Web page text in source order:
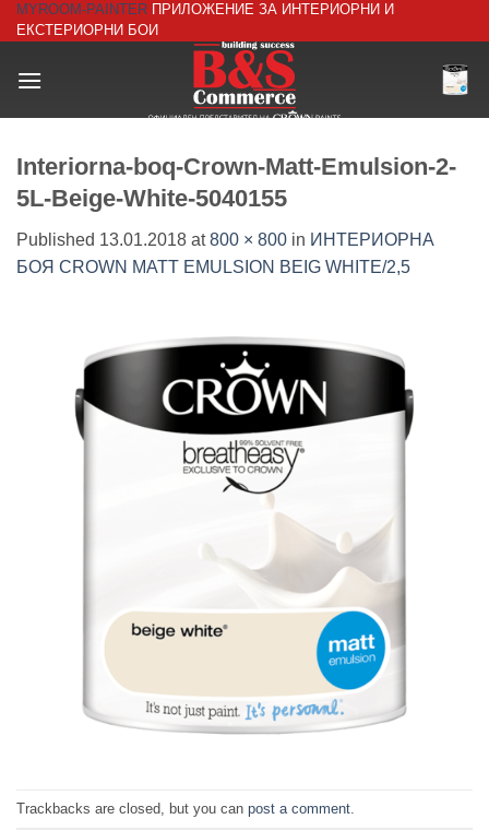
Skip
to
MYROOM-PAINTER ПРИЛОЖЕНИЕ ЗА ИНТЕРИОРНИ И
ЕКСТЕРИОРНИ БОИ
Interiorna-boq-Crown-Matt-Emulsion-2-
5L-Beige-White-5040155
Published 13.01.2018 at800 × 800 in ИНТЕРИОРНА
БОЯ CROWN MATT EMULSION BEIG WHITE/2,5
Trackbacks are closed, but you can post a comment